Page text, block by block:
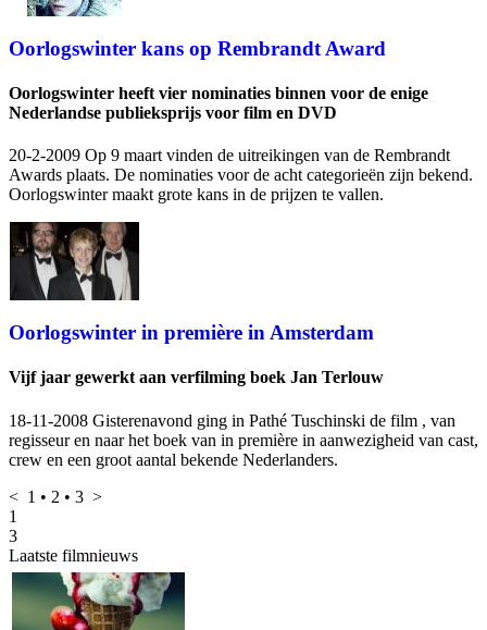
Oorlogswinter kans op Rembrandt Award
Oorlogswinter heeft vier nominaties binnen voor de enige
Nederlandse publieksprijs voor film en DVD
20-2-2009 Op 9 maart vinden de uitreikingen van de Rembrandt
Awards plaats. De nominaties voor de acht categorieën zijn bekend.
Oorlogswinter maakt grote kans in de prijzen te vallen.
Oorlogswinter in première in Amsterdam
Vijf jaar gewerkt aan verfilming boek Jan Terlouw
18-11-2008 Gisterenavond ging in Pathé Tuschinski de film , van
regisseuren naar het boek van in première in aanwezigheid van cast,
crew en een groot aantal bekende Nederlanders.
< 1 • 2 • 3 >
1
3
Laatste filmnieuws